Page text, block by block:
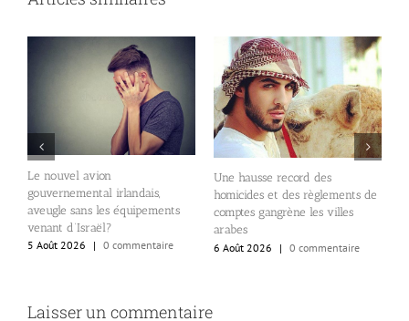
Le nouvel avion
gouvernemental irlandais,
aveugle sans les équipements
venant d’Israël?
5 Août 2026
| 0 commentaire
Une hausse record des
homicides et des règlements de
comptes gangrène les villes
arabes
6 Août 2026
| 0 commentaire
Laisser un commentaire